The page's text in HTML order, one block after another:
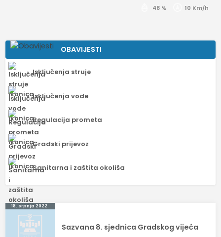
48 % 10 Km/h
OBAVIJESTI
Isključenja struje
Isključenja vode
Regulacija prometa
Gradski prijevoz
Sanitarna i zaštita okoliša
Navigacija
objava
18. srpnja 2022.
Sazvana 8. sjednica Gradskog vijeća